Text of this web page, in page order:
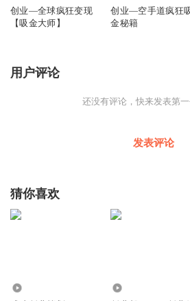
创业—全球疯狂变现
【吸金大师】
创业—空手道疯狂
金秘籍
用户评论
还没有评论，快来发表第一
发表评论
猜你喜欢